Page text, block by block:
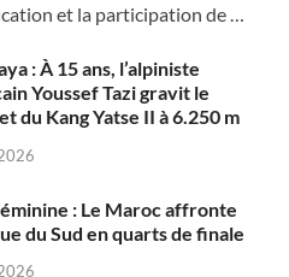
et la participation de …
: À 15 ans, l’alpiniste
Youssef Tazi gravit le
du Kang Yatse II à 6.250 m
: Le Maroc affronte
du Sud en quarts de finale